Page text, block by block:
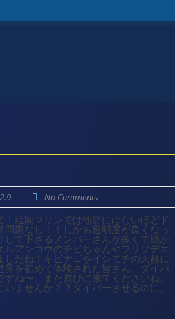
- No Comments
延岡マリンでは他店にはないほどド
題なし！！しかも透明度が良くなっ
て下さるメンバーさんが多くて助か
アンコウのチビちゃんやフリソデエ
たね！キビナゴやイシモチの大群に
を初めて体験された皆さん、ダイバ
ね〜。また遊びに来てくださいね。
ませんか？？ダイバーさせるのに、